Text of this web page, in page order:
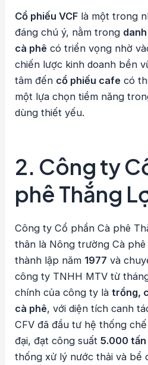
Cổ phiếu VCF là một trong
đáng chú ý, nằm trong
cà phê có triển vọng nhờ
chiến lược kinh doanh bền
tâm đến cổ phiếu cafe có
một lựa chọn tiềm năng
dùng thiết yếu.
2. Công ty
phê Thắng
Công ty Cổ phần Cà phê
thân là Nông trường Cà
thành lập năm 1977 và
công ty TNHH MTV từ
chính của công ty làtrồng,
cà phê, với diện tích canh
CFV đã đầu tư hệ thống
đại, đạt công suất5.000
thống xử lý nước thải và bể